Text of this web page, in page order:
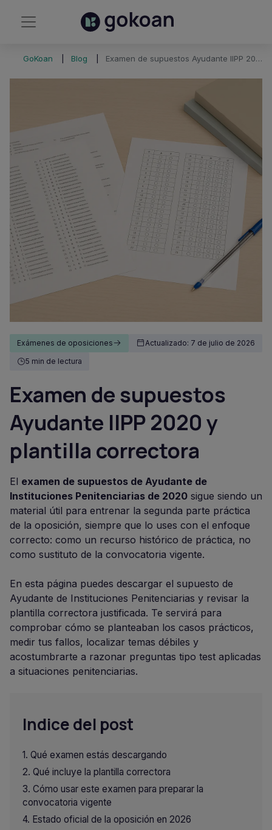
GoKoan Blog Examen de supuestos Ayudante IIPP 2020 y plantilla correctora
Exámenes de oposiciones
Actualizado: 7 de julio de 2026
5 min de lectura
Examen de supuestos
Ayudante IIPP 2020 y
plantilla correctora
El examen de supuestos de Ayudante de
Instituciones Penitenciarias de 2020 sigue siendo un
material útil para entrenar la segunda parte práctica
de la oposición, siempre que lo uses con el enfoque
correcto: como un recurso histórico de práctica, no
como sustituto de la convocatoria vigente.
En esta página puedes descargar el supuesto de
Ayudante de Instituciones Penitenciarias y revisar la
plantilla correctora justificada. Te servirá para
comprobar cómo se planteaban los casos prácticos,
medir tus fallos, localizar temas débiles y
acostumbrarte a razonar preguntas tipo test aplicadas
a situaciones penitenciarias.
Indice del post
Qué examen estás descargando
Qué incluye la plantilla correctora
Cómo usar este examen para preparar la
convocatoria vigente
Estado oficial de la oposición en 2026